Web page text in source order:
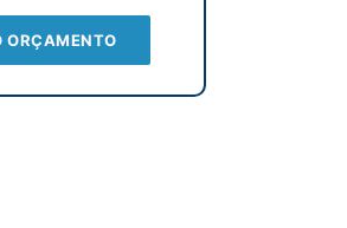
ORÇAMENTO